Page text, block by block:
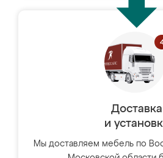
Доставка
и
Мы доставляем мебель по